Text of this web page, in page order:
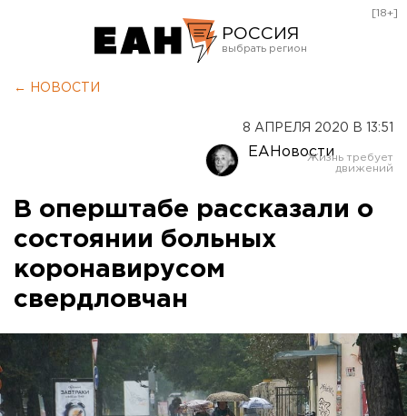
РОССИЯ
Оренбург
[18+]
← НОВОСТИ
8 АПРЕЛЯ 2020 В 13:51
ЕАНовости
В оперштабе рассказали о
состоянии больных
коронавирусом
свердловчан